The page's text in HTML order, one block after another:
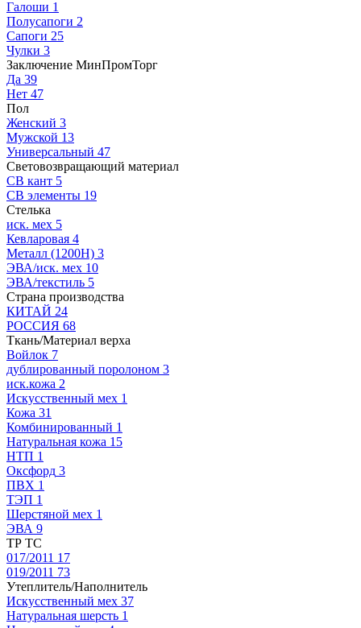
Галоши 1
Полусапоги 2
Сапоги 25
Чулки 3
Заключение МинПромТорг
Да 39
Нет 47
Пол
Женский 3
Мужской 13
Универсальный 47
Световозвращающий материал
СВ кант 5
СВ элементы 19
Стелька
иск. мех 5
Кевларовая 4
Металл (1200Н) 3
ЭВА/иск. мех 10
ЭВА/текстиль 5
Страна производства
КИТАЙ 24
РОССИЯ 68
Ткань/Материал верха
Войлок 7
дублированный поролоном 3
иск.кожа 2
Искусственный мех 1
Кожа 31
Комбинированный 1
Натуральная кожа 15
НТП 1
Оксфорд 3
ПВХ 1
ТЭП 1
Шерстяной мех 1
ЭВА 9
ТР ТС
017/2011 17
019/2011 73
Утеплитель/Наполнитель
Искусственный мех 37
Натуральная шерсть 1